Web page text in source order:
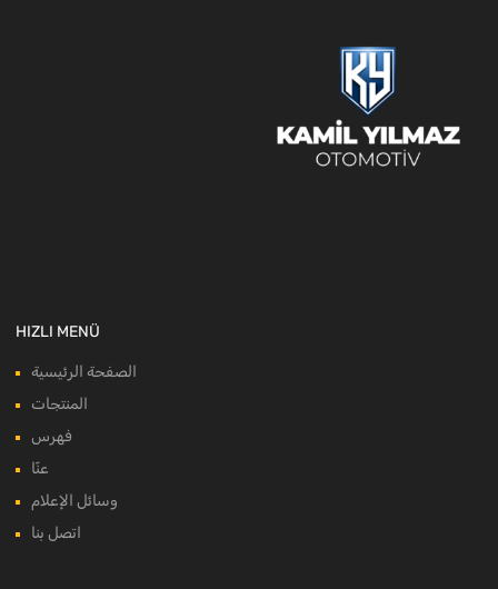
HIZLI MENÜ
الصفحة الرئيسية
المنتجات
فهرس
عنّا
وسائل الإعلام
اتصل بنا